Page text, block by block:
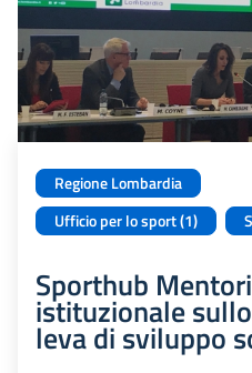
Regione Lombardia
Ufficio per lo sport (1)
Sporthub
istituzionale
leva di sviluppo